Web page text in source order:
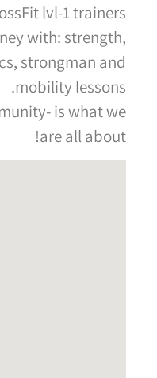
lvl-1 trainers.
with: strength,
strongman and
mobility lessons.
is what we
are all about!